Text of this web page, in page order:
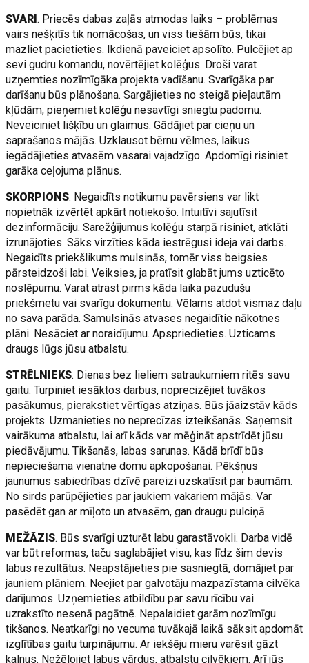
SVARI. Priecēs dabas zaļās atmodas laiks – problēmas
vairs nešķitīs tik nomācošas, un viss tiešām būs, tikai
mazliet pacietieties. Ikdienā paveiciet apsolīto. Pulcējiet ap
sevi gudru komandu, novērtējiet kolēģus. Droši varat
uzņemties nozīmīgāka projekta vadīšanu. Svarīgāka par
darīšanu būs plānošana. Sargājieties no steigā pieļautām
kļūdām, pieņemiet kolēģu nesavtīgi sniegtu padomu.
Neveiciniet lišķību un glaimus. Gādājiet par cieņu un
saprašanos mājās. Uzklausot bērnu vēlmes, laikus
iegādājieties atvasēm vasarai vajadzīgo. Apdomīgi risiniet
garāka ceļojuma plānus.
SKORPIONS. Negaidīts notikumu pavērsiens var likt
nopietnāk izvērtēt apkārt notiekošo. Intuitīvi sajutīsit
dezinformāciju. Sarežģījumus kolēģu starpā risiniet, atklāti
izrunājoties. Sāks virzīties kāda iestrēgusi ideja vai darbs.
Negaidīts priekšlikums mulsinās, tomēr viss beigsies
pārsteidzoši labi. Veiksies, ja pratīsit glabāt jums uzticēto
noslēpumu. Varat atrast pirms kāda laika pazudušu
priekšmetu vai svarīgu dokumentu. Vēlams atdot vismaz daļu
no sava parāda. Samulsinās atvases negaidītie nākotnes
plāni. Nesāciet ar noraidījumu. Apspriedieties. Uzticams
draugs lūgs jūsu atbalstu.
STRĒLNIEKS. Dienas bez lieliem satraukumiem ritēs savu
gaitu. Turpiniet iesāktos darbus, noprecizējiet tuvākos
pasākumus, pierakstiet vērtīgas atziņas. Būs jāaizstāv kāds
projekts. Uzmanieties no neprecīzas izteikšanās. Saņemsit
vairākuma atbalstu, lai arī kāds var mēģināt apstrīdēt jūsu
piedāvājumu. Tikšanās, labas sarunas. Kādā brīdī būs
nepieciešama vienatne domu apkopošanai. Pēkšņus
jaunumus sabiedrības dzīvē pareizi uzskatīsit par baumām.
No sirds parūpējieties par jaukiem vakariem mājās. Var
pasēdēt gan ar mīļoto un atvasēm, gan draugu pulciņā.
MEŽĀZIS. Būs svarīgi uzturēt labu garastāvokli. Darba vidē
var būt reformas, taču saglabājiet visu, kas līdz šim devis
labus rezultātus. Neapstājieties pie sasniegtā, domājiet par
jauniem plāniem. Neejiet par galvotāju mazpazīstama cilvēka
darījumos. Uzņemieties atbildību par savu rīcību vai
uzrakstīto nesenā pagātnē. Nepalaidiet garām nozīmīgu
tikšanos. Neatkarīgi no vecuma tuvākajā laikā sāksit apdomāt
izglītības gaitu turpinājumu. Ar iekšēju mieru varēsit gāzt
kalnus. Nežēlojiet labus vārdus, atbalstu cilvēkiem. Arī jūs